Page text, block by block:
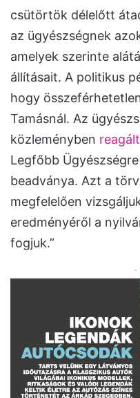
csütörtök délelőtt
az ügyészségnek
amelyek szerinte
állításait. A politikus
hogy
Tamásnál. Az
közleményben reagált
Legfőbb
beadványa. Azt a
megfelelően
eredményéről a
fogjuk.”
-